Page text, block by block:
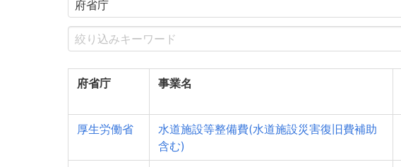
府省庁 事業名
厚生労働省
水道施設等整備費(水道施設災害復旧費補助
含む)